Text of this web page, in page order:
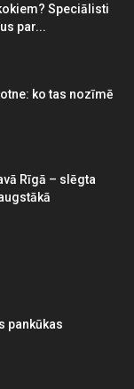
Speciālisti
par...
ko tas nozīmē
Rīgā – slēgta
pankūkas